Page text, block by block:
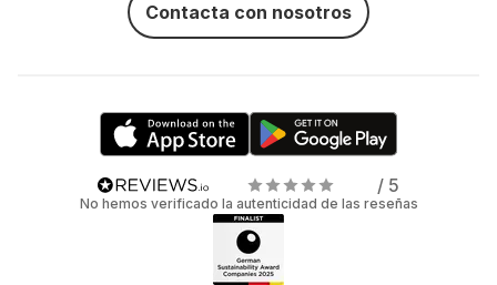
Contacta con nosotros
/ 5
No hemos verificado la autenticidad de las reseñas